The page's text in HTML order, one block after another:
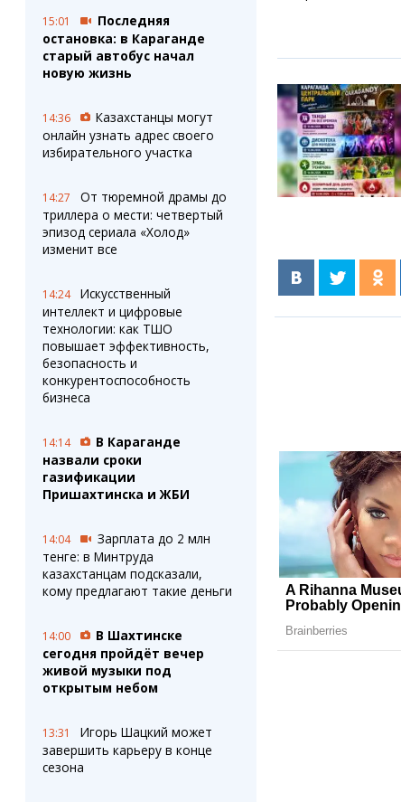
15:01
Последняя
остановка: в Караганде
старый автобус начал
новую жизнь
14:36
Казахстанцы могут
онлайн узнать адрес своего
избирательного участка
14:27
От тюремной драмы до
триллера о мести: четвертый
эпизод сериала «Холод»
изменит все
14:24
Искусственный
интеллект и цифровые
технологии: как ТШО
повышает эффективность,
безопасность и
конкурентоспособность
бизнеса
14:14
В Караганде
назвали сроки
газификации
Пришахтинска и ЖБИ
14:04
Зарплата до 2 млн
тенге: в Минтруда
казахстанцам подсказали,
кому предлагают такие деньги
14:00
В Шахтинске
сегодня пройдёт вечер
живой музыки под
открытым небом
13:31
Игорь Шацкий может
завершить карьеру в конце
сезона